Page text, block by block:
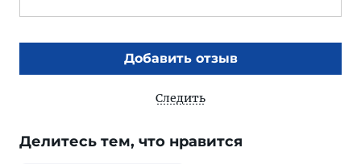
Добавить отзыв
Следить
Делитесь тем, что нравится